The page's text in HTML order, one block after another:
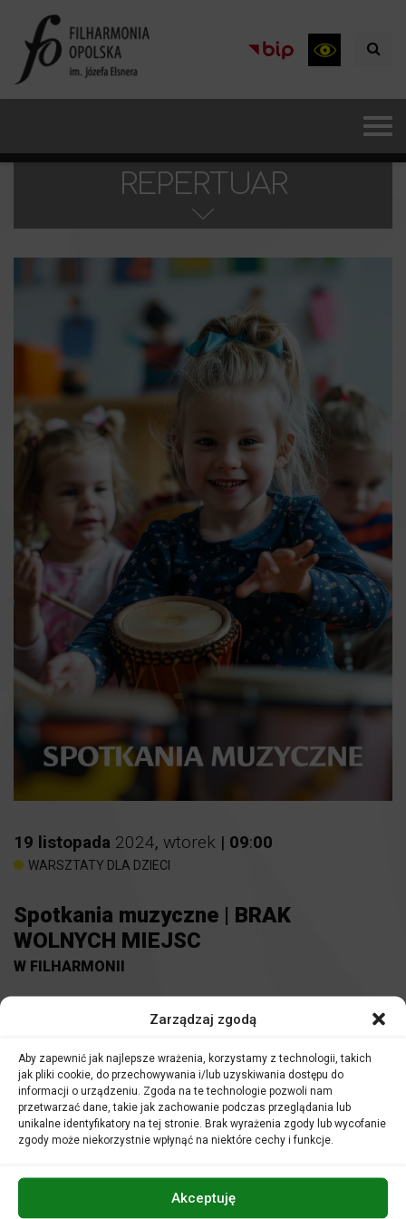
Zarządzaj zgodą
Aby zapewnić jak najlepsze wrażenia, korzystamy z technologii, takich
jak pliki cookie, do przechowywania i/lub uzyskiwania dostępu do
informacji o urządzeniu. Zgoda na te technologie pozwoli nam
przetwarzać dane, takie jak zachowanie podczas przeglądania lub
unikalne identyfikatory na tej stronie. Brak wyrażenia zgody lub wycofanie
zgody może niekorzystnie wpłynąć na niektóre cechy i funkcje.
Akceptuję
REPERTUAR
19 listopada 2024, wtorek | 09:00
WARSZTATY DLA DZIECI
Spotkania muzyczne | BRAK
WOLNYCH MIEJSC
W FILHARMONII
Bilety:
16 zł
Nauczyciele i opiekunowie grup uczestniczą w zajęciach
nieodpłatnie.
Filharmonia to wyjątkowa instytucja. Gdzie ucho przyłożysz
tam gra. A co dokładnie?
Zapraszamy na lekcję lub audycję muzyczną w Sali